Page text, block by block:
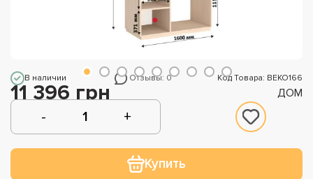
В наличии Отзывы: 0 Код Товара: ВЕКО166
11 396 грн ДОМ
Купить